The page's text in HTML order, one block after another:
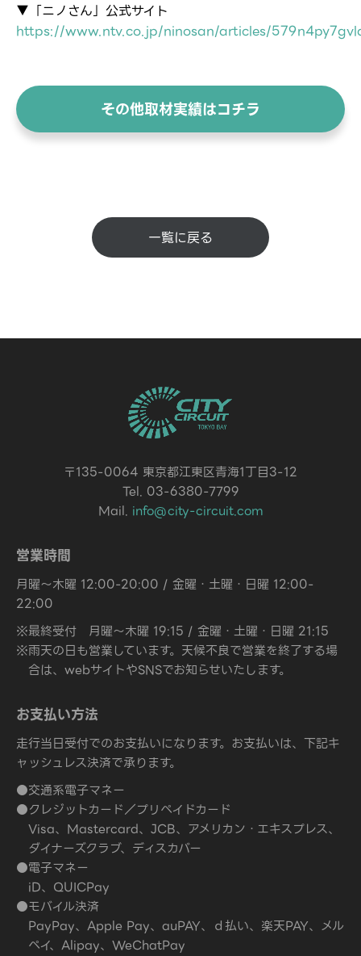
▼「ニノさん」公式サイト
https://www.ntv.co.jp/ninosan/articles/
その他取材実績はコチラ
一覧に戻る
〒135-0064 東京都江東区青海1丁目3-12
Tel. 03-6380-7799
Mail. info@city-circuit.com
営業時間
月曜～木曜 12:00-20:00 / 金曜・土曜・日曜 12:00-
22:00
※最終受付 月曜～木曜 19:15 / 金曜・土曜・日曜 21:15
※雨天の日も営業しています。天候不良で営業を終了する場
合は、webサイトやSNSでお知らせいたします。
お支払い方法
走行当日受付でのお支払いになります。お支払いは、下記キ
ャッシュレス決済で承ります。
●交通系電子マネー
●クレジットカード／プリペイドカード
Visa、Mastercard、JCB、アメリカン・エキスプレス、
ダイナーズクラブ、ディスカバー
●電子マネー
iD、QUICPay
●モバイル決済
PayPay、Apple Pay、auPAY、ｄ払い、楽天PAY、メル
ペイ、Alipay、WeChatPay